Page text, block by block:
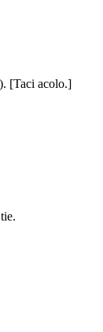
[Taci acolo.]